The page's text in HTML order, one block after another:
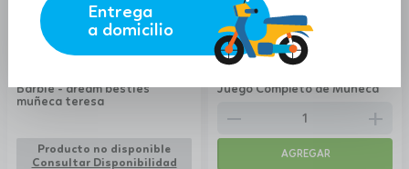
Entrega
a domicilio
Barbie - dream besties
muñeca teresa
36.69
Producto no disponible
Consultar Disponibilidad
Juego Completo de Muñeca
$16.88
remove add
AGREGAR